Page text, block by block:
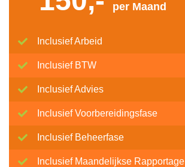
per Maand
Inclusief Arbeid
Inclusief BTW
Inclusief Advies
Inclusief Voorbereidingsfase
Inclusief Beheerfase
Inclusief Maandelijkse Rapportage